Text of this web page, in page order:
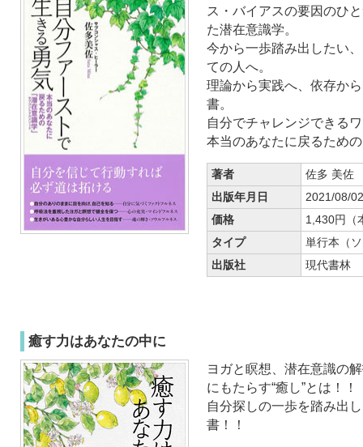
ス・バイアスの要因のひ
た潜在意識学。
今から一歩踏み出したい
ての人へ。
理論から実践へ、依存か
書。
自分でチャレンジできる
本当のあなたに戻るため
著者
佐多 美佐
出版年月日
2021/08/02
価格
1,430円
タイプ
単行本（
出版社
現代書林
癒す力はあなたの中に
ヨガと瞑想、潜在意識の
にもたらす“癒し”とは！！
自分探しの一歩を踏み出
書！！